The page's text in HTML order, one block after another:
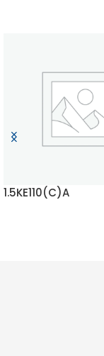
1.5KE110(C)A